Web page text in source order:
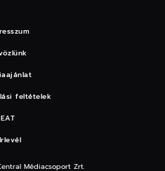
feltételek
EAT
Médiacsoport Zrt.